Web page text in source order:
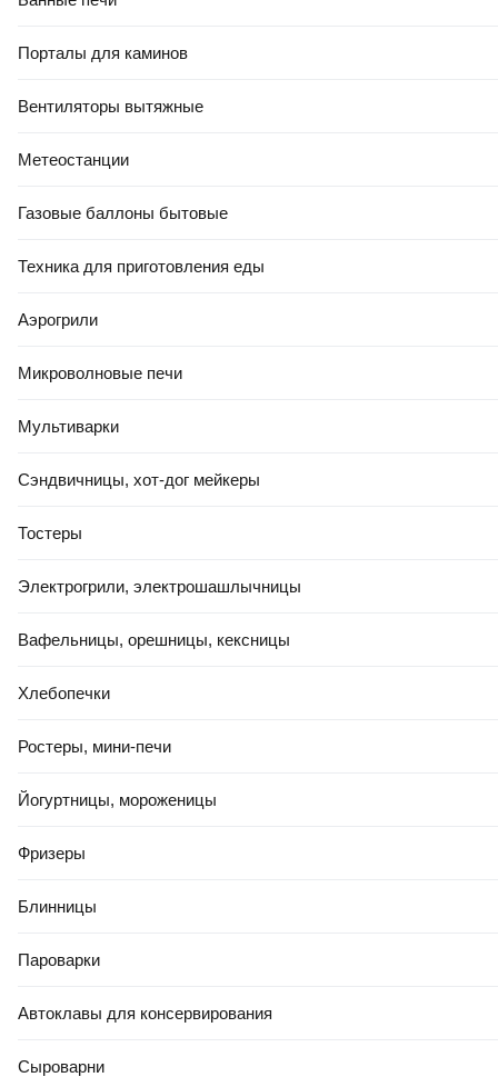
Порталы для каминов
Вентиляторы вытяжные
Метеостанции
Газовые баллоны бытовые
Техника для приготовления еды
Аэрогрили
Микроволновые печи
Мультиварки
Сэндвичницы, хот-дог мейкеры
Тостеры
Электрогрили, электрошашлычницы
Вафельницы, орешницы, кексницы
Хлебопечки
Ростеры, мини-печи
Йогуртницы, мороженицы
Фризеры
Блинницы
Пароварки
Автоклавы для консервирования
Сыроварни